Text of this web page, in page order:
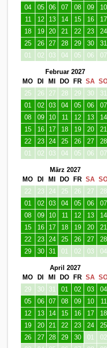
04
05 06 07 08 09
10
11
12 13 14 15 16
17
18
19 20 21 22 23
24
25
26 27 28 29 30
31
01
02 03 04 05 06 07
Februar 2027
MO
DI MI DO FR SA
25
26 27 28 29 30
31
01
02 03 04 05 06
07
08
09 10 11 12 13
14
15
16 17 18 19 20
21
22
23 24 25 26 27
28
01
02 03 04 05 06 07
März 2027
MO
DI MI DO FR SA
22
23 24 25 26 27
28
01
02 03 04 05 06
07
08
09 10 11 12 13
14
15
16 17 18 19 20
21
22
23 24 25 26 27
28
29
30 31 01 02 03 04
April 2027
MO
DI MI DO FR SA
29
30 31 01 02 03
04
05
06 07 08 09 10
11
12
13 14 15 16 17
18
19
20 21 22 23 24
25
26
27 28 29 30 01
02